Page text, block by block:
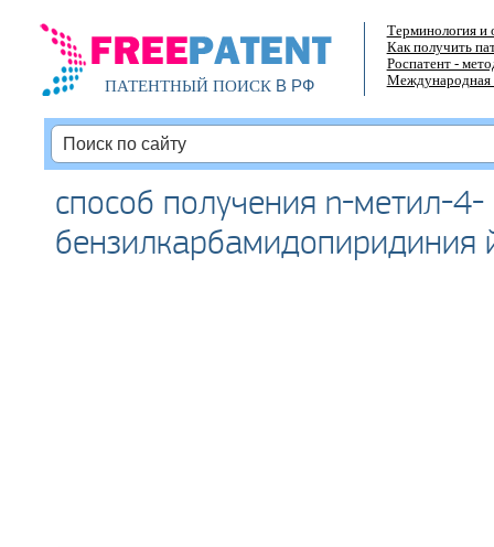
ПАТЕНТНЫЙ ПОИСКВ РФ
Терминология и
Как получить
Роспатент -
Международная
способ получения n-метил-4-
бензилкарбамидопиридиния